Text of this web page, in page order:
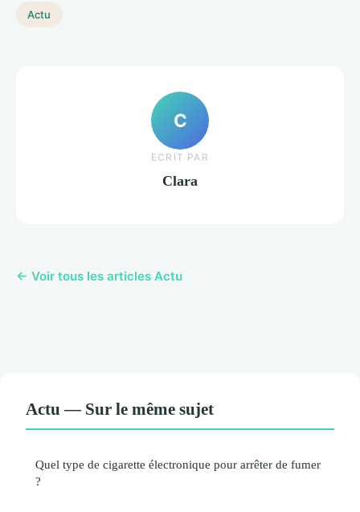
Actu
C
ECRIT PAR
Clara
← Voir tous les articles Actu
Actu — Sur le même sujet
Quel type de cigarette électronique pour arrêter de fumer
?